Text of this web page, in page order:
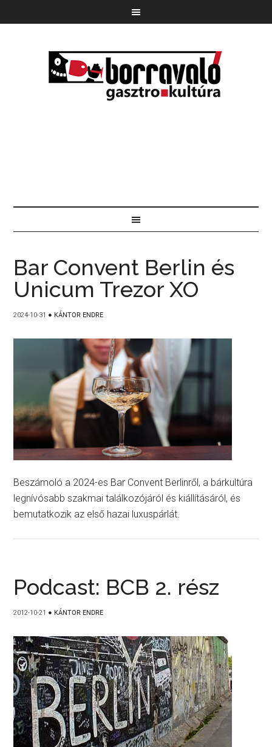
Bar Convent Berlin és
Unicum Trezor XO
2024-10-31 ● KÁNTOR ENDRE
Beszámoló a 2024-es Bar Convent Berlinről, a bárkultúra
legnívósabb szakmai találkozójáról és kiállításáról, és
bemutatkozik az első hazai luxuspárlát.
Podcast: BCB 2. rész
2012-10-21 ● KÁNTOR ENDRE